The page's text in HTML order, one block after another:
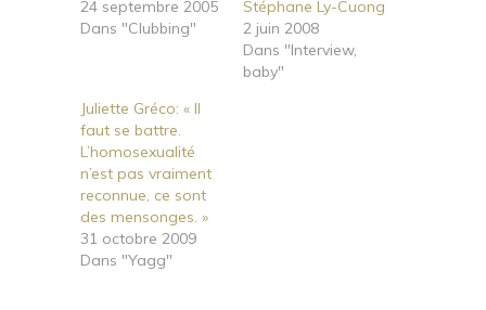
24 septembre 2005
Dans "Clubbing"
Stéphane Ly-Cuong
2 juin 2008
Dans "Interview,
baby"
Juliette Gréco: « Il
faut se battre.
L’homosexualité
n’est pas vraiment
reconnue, ce sont
des mensonges. »
31 octobre 2009
Dans "Yagg"